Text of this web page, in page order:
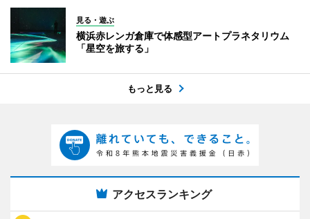
見る・遊ぶ
横浜赤レンガ倉庫で体感型アートプラネタリウム
「星空を旅する」
もっと見る
アクセスランキング